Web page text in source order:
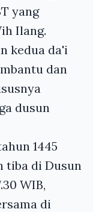
yang
Ilang.
kedua da'i
dan
dusun
1445
tiba di Dusun
WIB,
di